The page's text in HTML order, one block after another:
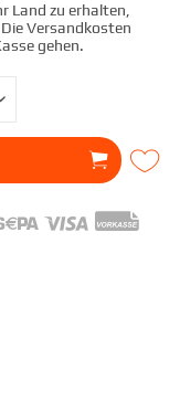
Land zu erhalten,
Versandkosten
gehen.